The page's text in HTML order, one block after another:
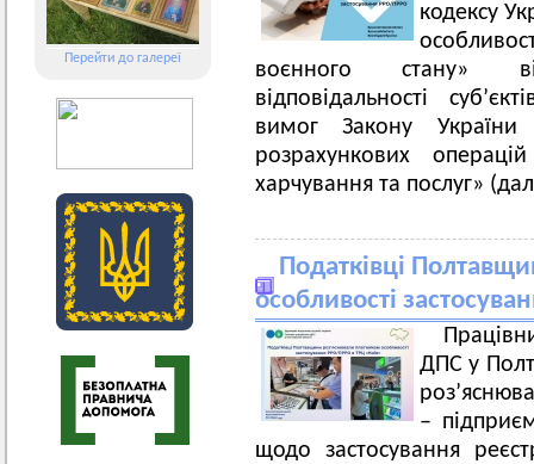
Перейти до галереї
кодексу
воєнного стану»
відповідальності
вимог Закону України
розрахункових
харчування та послуг»
Податківці
особливості
ДПС у
–
щодо застосування